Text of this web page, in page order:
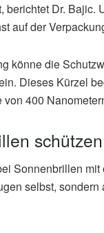
berichtet Dr.
auf der
könne die
Dieses Kürzel
400
Sonnenbrillen
selbst,